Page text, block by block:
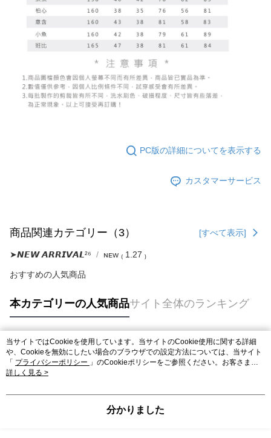
情報（名前、電話または住所を含む）を台湾大哥大に提供し、収集、処理
および利用するために、当社があなた本人と分割請求書に必要な情報の確
認、照合および修正を行います。
3. 完全なユーザーサービス規約については、以下のリンクを参照してくだ
https://oppay.tw/userRule
1.初回 AFTEEを ご利用の際に、認証結果及び当社の審査の結果に基づ
き、限度額が設定されます。
2.決済金額は最低NT$20です。
3.現在、台湾の会員のみご利用いただけます。
三、利用規約「AFTEE代金後払い」（以下当サービスという）はネットプ
ロテクションズ（以下 AFTEE という）が提供し、AFTEEが代金を徴収し
ます。当サービスご利用の際に提供しなければならない個人情報（注文者
の氏名、電話番号、受取人の氏名、電話番号、受取人住所を含むがこれに
限らない）は、AFTEEに渡され当サービスで必要な範囲内で利用されま
納金が加算されます。未成年の利用者は、事前に法定代理人または後見人
行使したい場合は、ネットプロテクションズ
cs_tw@netprotections.co.jp
にご連絡ください。上記に示した個人情報を、必要な購入注文書とあわせ
てAFTEEにご提供いただく、またはAFTEEにあなたの個人情報の収集、処
理、利用を許可することににご同意いただけない場合は、当サービスを選
択しないでください。
付款後7-11取貨
配送毎にNT$60、NT$1,600以上で送料無料
配送毎にNT$100、NT$2,500以上で送料無料
國家/地區配送
PC版の詳細についてを表示する
カスタマーサービス
商品関連カテゴリー（3） [すべて表示]
➤𝙉𝙀𝙒 𝘼𝙍𝙍𝙄𝙑𝘼𝙇²⁶ ɴᴇᴡ ₍ 1.27 ₎
おすすめの人気商品
本カテゴリーの人気商品サイト全体のランキング
人気タグ
当サイトではCookieを使用しています。当サイトのCookie使用に関する詳細
や、Cookieを無効にしたい場合のブラウザでの設定方法については、当サイト
「 プライバシーポリシー 」のCookieポリシーをご参照ください。お客さま
が、当サイトを引き続き使用される場合、当社がサイト利用規約のCookieポリ
詳しく見る >
分かりました